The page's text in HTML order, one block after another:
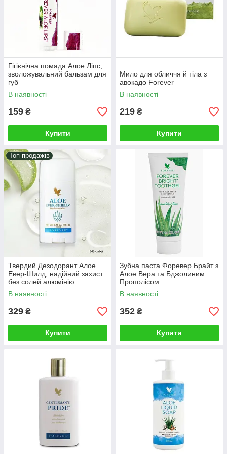
На 100% гіпоалергенна, дозволена для
використання людям з чутливою шкірою.
клінічними дослідженнями.
Представлена в асортименті
повсякденного використання.
Зроблена на основі чудодійного Алое Віра,
натурального мегаполезного компонента.
Підібрати все для догляду
Гігієнічна помада Алое Ліпс,
зволожувальний бальзам для
губ
В наявності
159 ₴
Купити
Мило для обличчя й тіла з
авокадо Forever
В наявності
219 ₴
Купити
Топ продажів
Твердий Дезодорант Алое
Евер-Шилд, надійний захист
без солей алюмінію
В наявності
329 ₴
Купити
Зубна паста Форевер Брайт з
Алое Вера та Бджолиним
Прополісом
В наявності
352 ₴
Купити